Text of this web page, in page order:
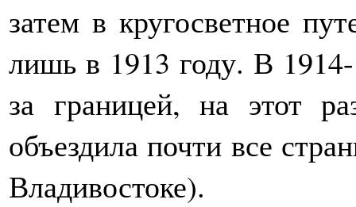
затем в кругосветное
лишь в 1913 году. В 1914-
за границей, на этот
объездила почти все
Владивостоке).